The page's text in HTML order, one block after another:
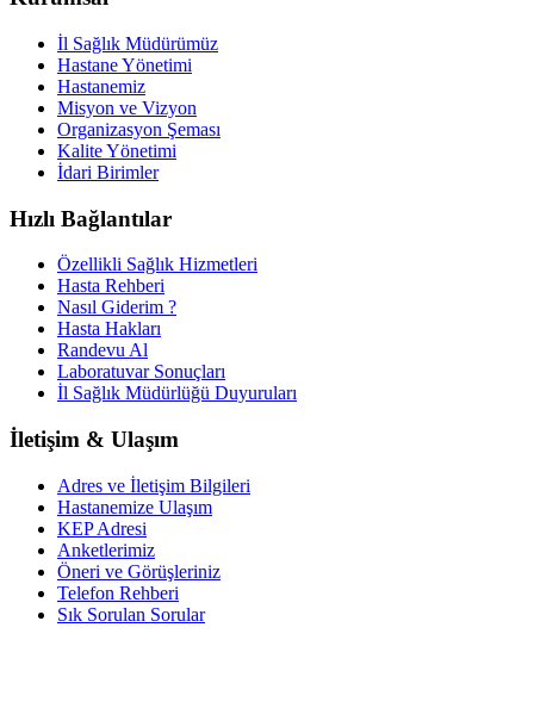
İl Sağlık Müdürümüz
Hastane Yönetimi
Hastanemiz
Misyon ve Vizyon
Organizasyon Şeması
Kalite Yönetimi
İdari Birimler
Hızlı Bağlantılar
Özellikli Sağlık Hizmetleri
Hasta Rehberi
Nasıl Giderim ?
Hasta Hakları
Randevu Al
Laboratuvar Sonuçları
İl Sağlık Müdürlüğü Duyuruları
İletişim & Ulaşım
Adres ve İletişim Bilgileri
Hastanemize Ulaşım
KEP Adresi
Anketlerimiz
Öneri ve Görüşleriniz
Telefon Rehberi
Sık Sorulan Sorular